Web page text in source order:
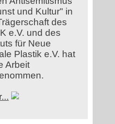
und Kultur" in
des
e.V. und des
für Neue
Plastik e.V. hat
Arbeit